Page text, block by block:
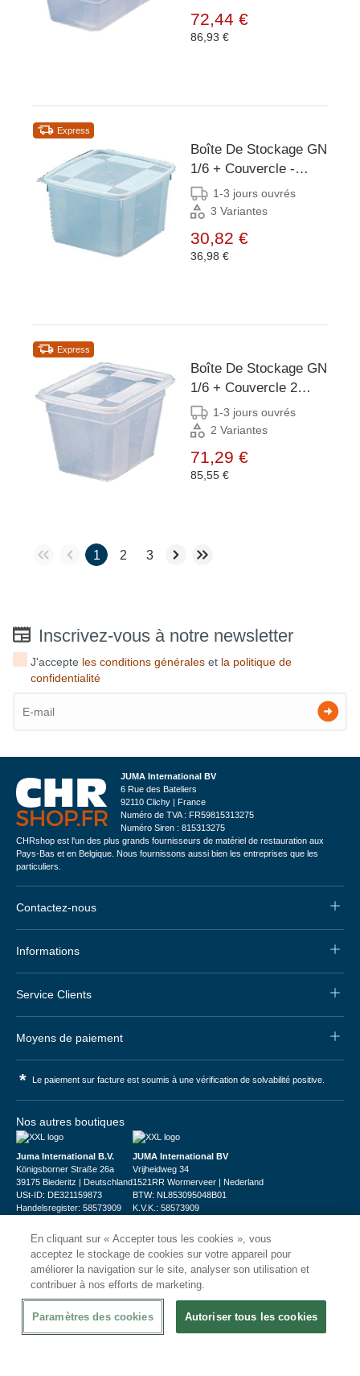
72,44 €
86,93 €
Express
Boîte De Stockage GN
1/6 + Couvercle -
110(P)mm - Bourgeat
- 6 Pièces
1-3 jours ouvrés
3 Variantes
30,82 €
36,98 €
Express
Boîte De Stockage GN
1/6 + Couvercle 2
Litres - Bourgeat - 6
Pièces
1-3 jours ouvrés
2 Variantes
71,29 €
85,55 €
1 2 3
Inscrivez-vous à notre newsletter
J'accepte les conditions générales et la politique de
confidentialité
JUMA International BV
6 Rue des Bateliers
92110 Clichy | France
Numéro de TVA : FR59815313275
Numéro Siren : 815313275
CHRshop est l'un des plus grands fournisseurs de matériel de restauration aux
Pays-Bas et en Belgique. Nous fournissons aussi bien les entreprises que les
particuliers.
Contactez-nous
Informations
Service Clients
Moyens de paiement
* Le paiement sur facture est soumis à une vérification de solvabilité positive.
Nos autres boutiques
Juma International B.V.
Königsborner Straße 26a
39175 Biederitz | Deutschland
USt-ID: DE321159873
Handelsregister: 58573909
JUMA International BV
Vrijheidweg 34
1521RR Wormerveer | Nederland
BTW: NL853095048B01
K.V.K.: 58573909
© 2026CHRshop
En cliquant sur « Accepter tous les cookies », vous
acceptez le stockage de cookies sur votre appareil pour
améliorer la navigation sur le site, analyser son utilisation et
contribuer à nos efforts de marketing.
Paramètres des cookies Autoriser tous les cookies